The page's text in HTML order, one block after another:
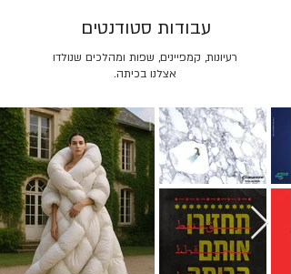
רעיונות, קמפיינים, שפות ומהלכים שנולדו
אצלנו בכיתה.
עבודות סטודנטים